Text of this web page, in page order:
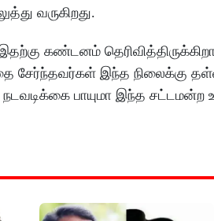
வருகிறது.
கண்டனம்
சேர்ந்தவர்கள் இந்த நிலைக்கு
பாயுமா இந்த சட்டமன்ற